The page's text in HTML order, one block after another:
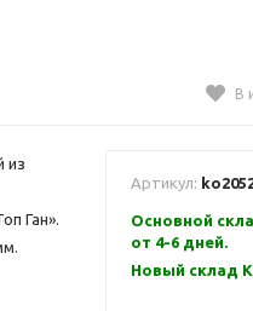
В
из
Ган».
Артикул:
Основной
от 4-6 дней.
Новый склад